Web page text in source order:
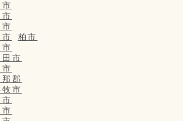
市
柏市
市
田市
郡
市